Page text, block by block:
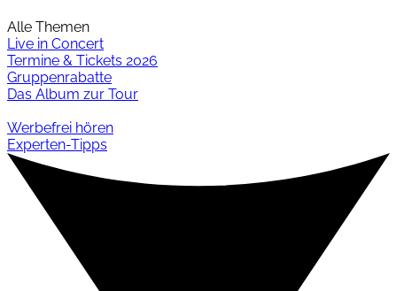
Alle Themen
Live in Concert
Termine & Tickets 2026
Gruppenrabatte
Das Album zur Tour
Werbefrei hören
Experten-Tipps